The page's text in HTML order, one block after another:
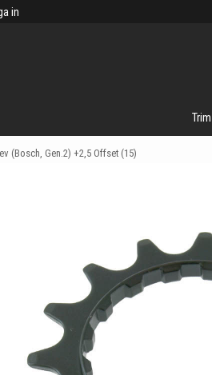
in
(Bosch, Gen.2) +2,5 Offset (15)